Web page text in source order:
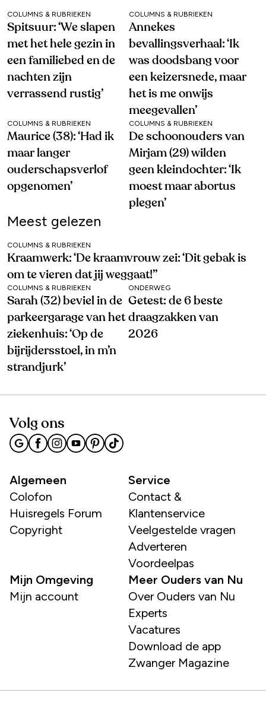
COLUMNS & RUBRIEKEN
Spitsuur: ‘We slapen
met het hele gezin in
een familiebed en de
nachten zijn
verrassend rustig’
COLUMNS & RUBRIEKEN
Annekes
bevallingsverhaal: ‘Ik
was doodsbang voor
een keizersnede, maar
het is me onwijs
meegevallen’
COLUMNS & RUBRIEKEN
Maurice (38): ‘Had ik
maar langer
ouderschapsverlof
opgenomen’
COLUMNS & RUBRIEKEN
De schoonouders van
Mirjam (29) wilden
geen kleindochter: ‘Ik
moest maar abortus
plegen’
Meest gelezen
COLUMNS & RUBRIEKEN
Kraamwerk: ‘De kraamvrouw zei: ‘Dit gebak is
om te vieren dat jij weggaat!’’
COLUMNS & RUBRIEKEN
Sarah (32) beviel in de
parkeergarage van het
ziekenhuis: ‘Op de
bijrijdersstoel, in m’n
strandjurk’
ONDERWEG
Getest: de 6 beste
draagzakken van
2026
Volg ons
Algemeen
Colofon
Huisregels Forum
Copyright
Service
Contact &
Klantenservice
Veelgestelde vragen
Adverteren
Voordeelpas
Mijn Omgeving
Mijn account
Meer Ouders van Nu
Over Ouders van Nu
Experts
Vacatures
Download de app
Zwanger Magazine